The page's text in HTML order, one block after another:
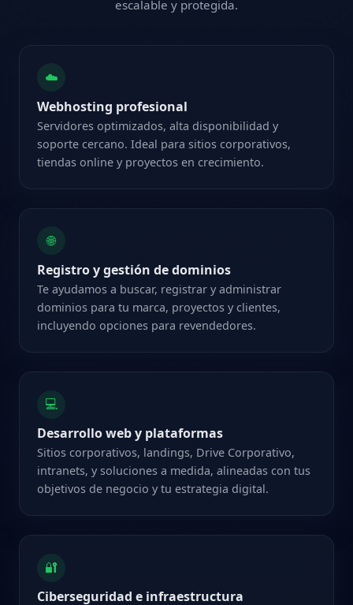
escalable y protegida.
☁️
Webhosting profesional
Servidores optimizados, alta disponibilidad y
soporte cercano. Ideal para sitios corporativos,
tiendas online y proyectos en crecimiento.
🌐
Registro y gestión de dominios
Te ayudamos a buscar, registrar y administrar
dominios para tu marca, proyectos y clientes,
incluyendo opciones para revendedores.
💻
Desarrollo web y plataformas
Sitios corporativos, landings, Drive Corporativo,
intranets, y soluciones a medida, alineadas con tus
objetivos de negocio y tu estrategia digital.
🔐
Ciberseguridad e infraestructura